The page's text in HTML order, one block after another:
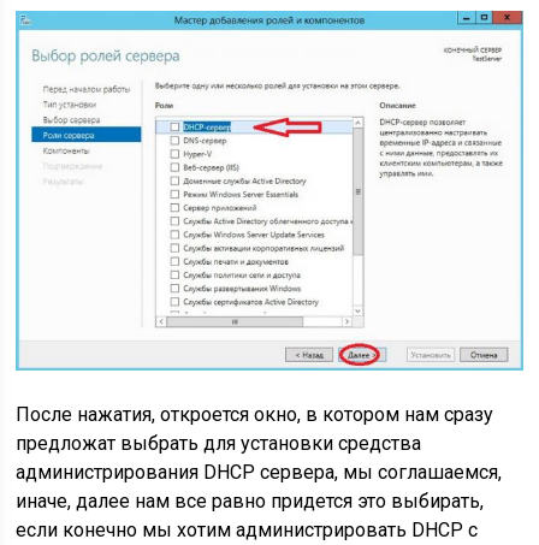
После нажатия, откроется окно, в котором нам сразу
предложат выбрать для установки средства
администрирования DHCP сервера, мы соглашаемся,
иначе, далее нам все равно придется это выбирать,
если конечно мы хотим администрировать DHCP с